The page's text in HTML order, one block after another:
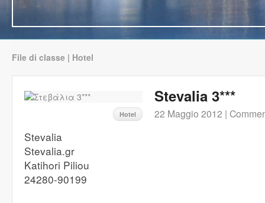
File di classe | Hotel
Hotel
Stevalia 3***
22 Maggio 2012 |
Stevalia
Stevalia.gr
Katihori Piliou
24280-90199